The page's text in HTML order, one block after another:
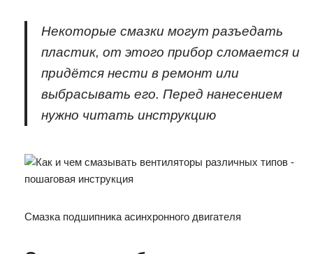
Некоторые смазки могут разъедать
пластик, от этого прибор сломается и
придётся нести в ремонт или
выбрасывать его. Перед нанесением
нужно читать инструкцию
Смазка подшипника асинхронного двигателя